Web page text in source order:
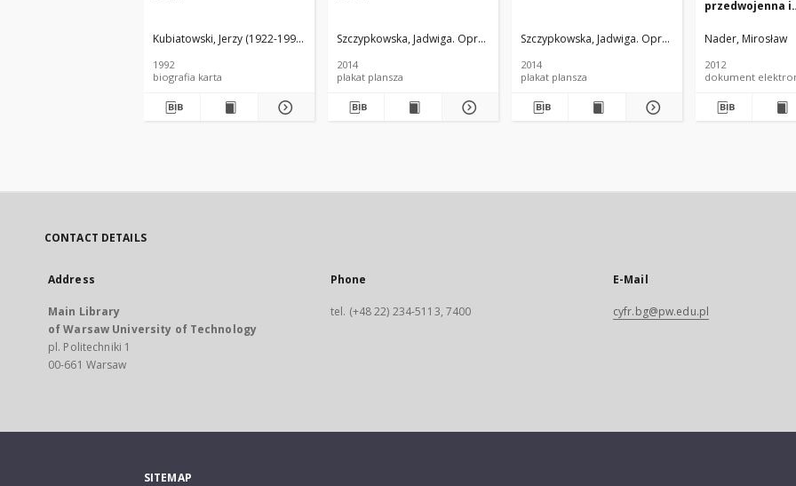
Kubiatowski, Jerzy (1922-1995). Oprac.
1992
biografia karta
Szczypkowska, Jadwiga. Oprac. Wojnowska, Dorota. Oprac. Graf.
2014
plakat plansza
Szczypkowska, Jadwiga. Oprac. Wojnowska, Dorota.
2014
plakat plansza
przedwojenna i
losy powojenne
Nader, Mirosław
2012
dokument
CONTACT DETAILS
Address
Main Library
of Warsaw University of Technology
pl. Politechniki 1
00-661 Warsaw
Phone
tel. (+48 22) 234-5113, 7400
E-Mail
cyfr.bg@pw.edu.pl
SITEMAP